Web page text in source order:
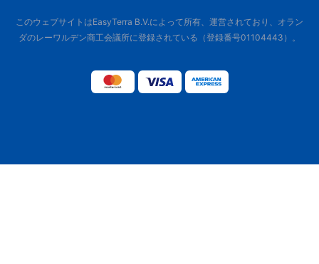
このウェブサイトはEasyTerra B.V.によって所有、運営されており、オラン
ダのレーワルデン商工会議所に登録されている（登録番号01104443）。